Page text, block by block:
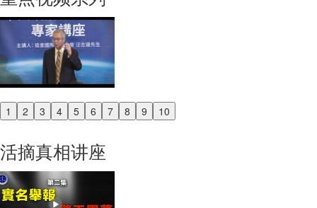
1 2 3 4 5 6 7 8 9 10
Previous
活摘真相讲座